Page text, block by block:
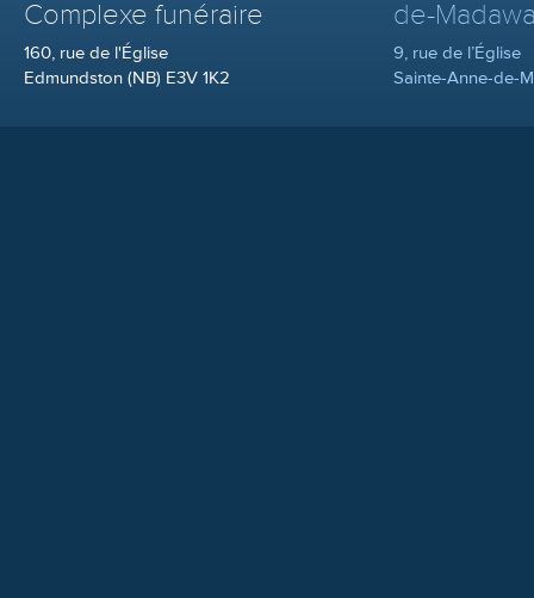
Complexe funéraire
160, rue de l'Église
Edmundston (NB) E3V 1K2
de-
9, rue de l’Église
Sainte-Anne-de-